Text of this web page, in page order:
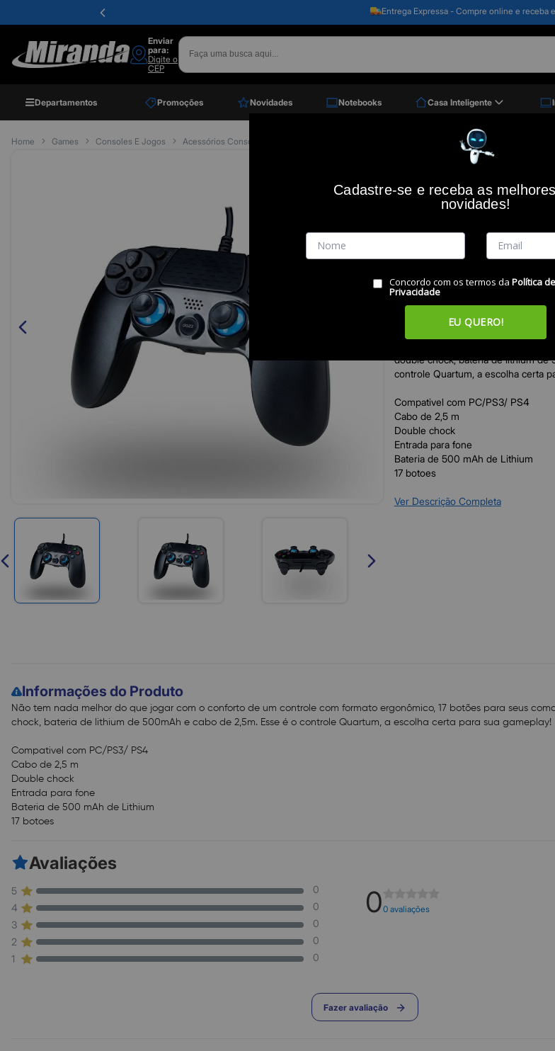
Entrega Expressa - Compre online e receba
Enviar
para:
Digite o
CEP
Departamentos Promoções Novidades Notebooks Casa Inteligente
Home Games Consoles E Jogos Acessórios Consoles Controle Quartum Ps3/Ps4/Pc, 62000136, Maxprint/Dazz
Controle Quartum PS3/
MAXPRINT/DAZZ
(0)
RESUMO DO PRODUTO
Não tem nada melhor do que
formato ergonômico, 17 botões
double chock, bateria de lithium de
controle Quartum, a escolha certa
Compativel com PC/PS3/ PS4
Cabo de 2,5 m
Double chock
Entrada para fone
Bateria de 500 mAh de Lithium
17 botoes
Ver Descrição Completa
Informações do Produto
Não tem nada melhor do que jogar com o conforto de um controle com formato ergonômico, 17 botões para seus
chock, bateria de lithium de 500mAh e cabo de 2,5m. Esse é o controle Quartum, a escolha certa para sua gameplay!
Compativel com PC/PS3/ PS4
Cabo de 2,5 m
Double chock
Entrada para fone
Bateria de 500 mAh de Lithium
17 botoes
Avaliações
5
0
4
0
3
0
2
0
1
0
00 avaliações
Fazer avaliação
Cadastre-se e receba as
novidades!
Concordo com os termos da Política de
Privacidade
EU QUERO!